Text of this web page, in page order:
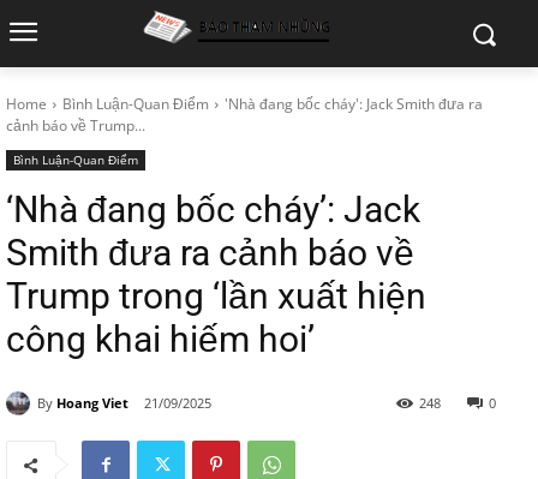
Home Bình Luận-Quan Điểm
'Nhà đang bốc cháy': Jack Smith đưa ra
cảnh báo về Trump...
Bình Luận-Quan Điểm
‘Nhà đang bốc cháy’: Jack
Smith đưa ra cảnh báo về
Trump trong ‘lần xuất hiện
công khai hiếm hoi’
By Hoang Viet 21/09/2025 0
248